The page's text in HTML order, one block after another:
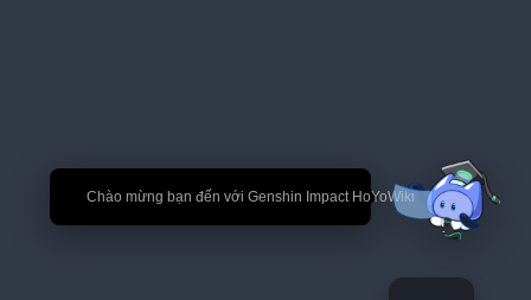
🎉 Chào mừng bạn đến với Genshin Impact HoYoWiki